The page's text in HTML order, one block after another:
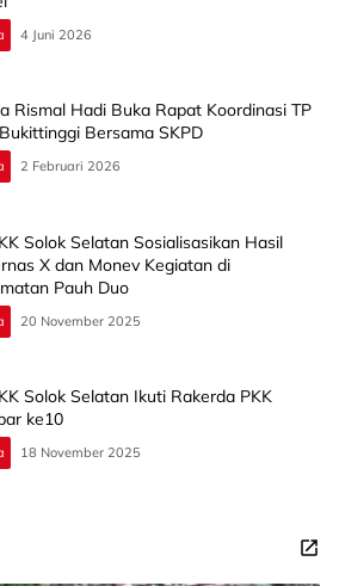
4 Juni 2026
Rismal Hadi Buka Rapat Koordinasi TP
Bersama SKPD
2 Februari 2026
Solok Selatan Sosialisasikan Hasil
X dan Monev Kegiatan di
Pauh Duo
20 November 2025
Solok Selatan Ikuti Rakerda PKK
ke10
18 November 2025